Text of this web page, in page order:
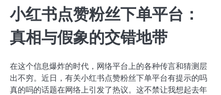
小红书点赞粉丝下单平台：
真相与假象的交错地带
在这个信息爆炸的时代，网络平台上的各种传言和猜测层
出不穷。近日，有关小红书点赞粉丝下单平台有提示的吗
真的吗的话题在网络上引发了热议。这不禁让我想起去年